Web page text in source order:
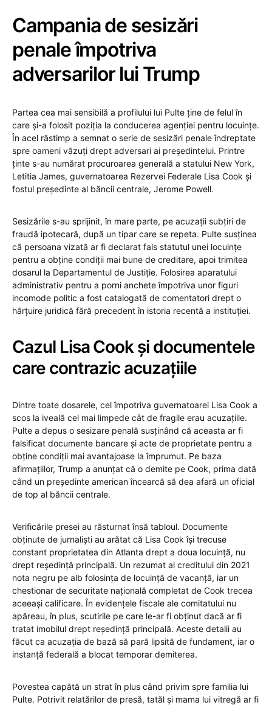
Campania de sesizări
penale împotriva
adversarilor lui Trump
Partea cea mai sensibilă a profilului lui Pulte ține de felul în
care și-a folosit poziția la conducerea agenției pentru locuințe.
În acel răstimp a semnat o serie de sesizări penale îndreptate
spre oameni văzuți drept adversari ai președintelui. Printre
ținte s-au numărat procuroarea generală a statului New York,
Letitia James, guvernatoarea Rezervei Federale Lisa Cook și
fostul președinte al băncii centrale, Jerome Powell.
Sesizările s-au sprijinit, în mare parte, pe acuzații subțiri de
fraudă ipotecară, după un tipar care se repeta. Pulte susținea
că persoana vizată ar fi declarat fals statutul unei locuințe
pentru a obține condiții mai bune de creditare, apoi trimitea
dosarul la Departamentul de Justiție. Folosirea aparatului
administrativ pentru a porni anchete împotriva unor figuri
incomode politic a fost catalogată de comentatori drept o
hărțuire juridică fără precedent în istoria recentă a instituției.
Cazul Lisa Cook și documentele
care contrazic acuzațiile
Dintre toate dosarele, cel împotriva guvernatoarei Lisa Cook a
scos la iveală cel mai limpede cât de fragile erau acuzațiile.
Pulte a depus o sesizare penală susținând că aceasta ar fi
falsificat documente bancare și acte de proprietate pentru a
obține condiții mai avantajoase la împrumut. Pe baza
afirmațiilor, Trump a anunțat că o demite pe Cook, prima dată
când un președinte american încearcă să dea afară un oficial
de top al băncii centrale.
Verificările presei au răsturnat însă tabloul. Documente
obținute de jurnaliști au arătat că Lisa Cook își trecuse
constant proprietatea din Atlanta drept a doua locuință, nu
drept reședință principală. Un rezumat al creditului din 2021
nota negru pe alb folosința de locuință de vacanță, iar un
chestionar de securitate națională completat de Cook trecea
aceeași calificare. În evidențele fiscale ale comitatului nu
apăreau, în plus, scutirile pe care le-ar fi obținut dacă ar fi
tratat imobilul drept reședință principală. Aceste detalii au
făcut ca acuzația de bază să pară lipsită de fundament, iar o
instanță federală a blocat temporar demiterea.
Povestea capătă un strat în plus când privim spre familia lui
Pulte. Potrivit relatărilor de presă, tatăl și mama lui vitregă ar fi